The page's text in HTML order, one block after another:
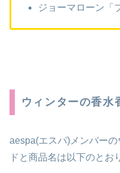
ジョーマローン「
ウィンターの香水
aespa(エスパ)メンバー
ドと商品名は以下のとお